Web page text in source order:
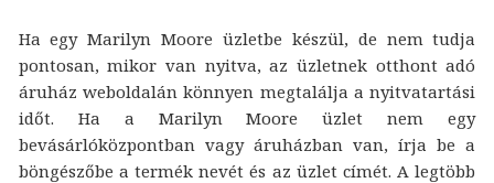
Ha egy Marilyn Moore üzletbe készül, de nem tudja
pontosan, mikor van nyitva, az üzletnek otthont adó
áruház weboldalán könnyen megtalálja a nyitvatartási
időt. Ha a Marilyn Moore üzlet nem egy
bevásárlóközpontban vagy áruházban van, írja be a
böngészőbe a termék nevét és az üzlet címét. A legtöbb